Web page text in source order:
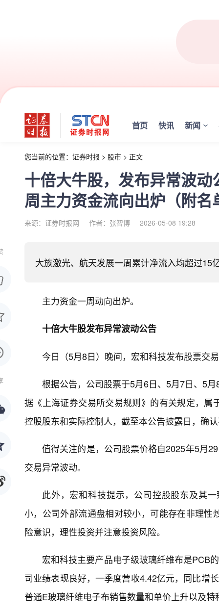
首页 快讯 新闻
您当前的位置： 证券时报 > 股市 > 正文
十倍大牛股，发布异常波
周主力资金流向出炉（附名
来源：证券时报网 作者：张智博 2026-05-08 19:28
大族激光、航天发展一周累计净流入均超过15
主力资金一周动向出炉。
十倍大牛股发布异常波动公告
今日（5月8日）晚间，宏和科技发布股票交
根据公告，公司股票于5月6日、5月7日、5
据《上海证券交易所交易规则》的有关规定，
控股股东和实际控制人，截至本公告披露日，确
值得关注的是，公司股票价格自2025年5月
交易异常波动。
此外，宏和科技提示，公司控股股东及其
小，公司外部流通盘相对较小，可能存在非理
险意识，理性投资并注意投资风险。
宏和科技主要产品电子级玻璃纤维布是PCB
司业绩表现良好，一季度营收4.42亿元，同比增
普通E玻璃纤维电子布销售数量和单价上升以及